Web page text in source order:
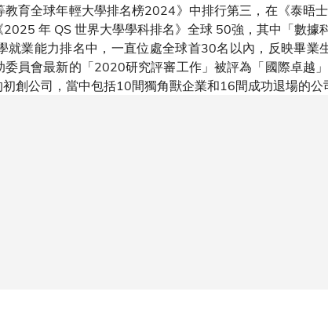
育全球年輕大學排名榜2024》中排行第三，在《泰晤
年 QS 世界大學學科排名》全球 50強，其中「數據
業能力排名中，一直位處全球首30名以內，反映畢業
員會最新的「2020研究評審工作」被評為「國際卓越
創公司，當中包括10間獨角獸企業和16間成功退場的公